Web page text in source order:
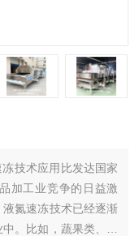
技术应用比发达国家
加工业竞争的日益激
氮速冻技术已经逐渐
。比如，蔬果类、海